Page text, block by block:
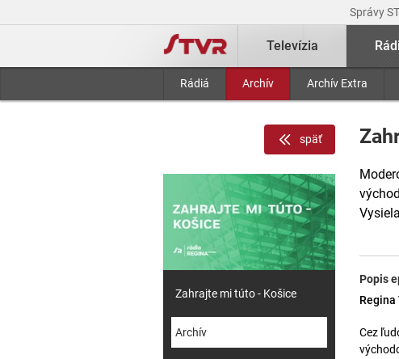
Správy
Televízia
Rádiá Archív Archív Extra
Popis
Regina
Cez
späť
Zahrajte mi túto - Košice
Archív